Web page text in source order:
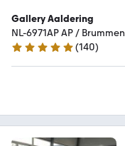
Gallery Aaldering
NL-6971AP AP / Brummen
4.8 Sterne
(140)